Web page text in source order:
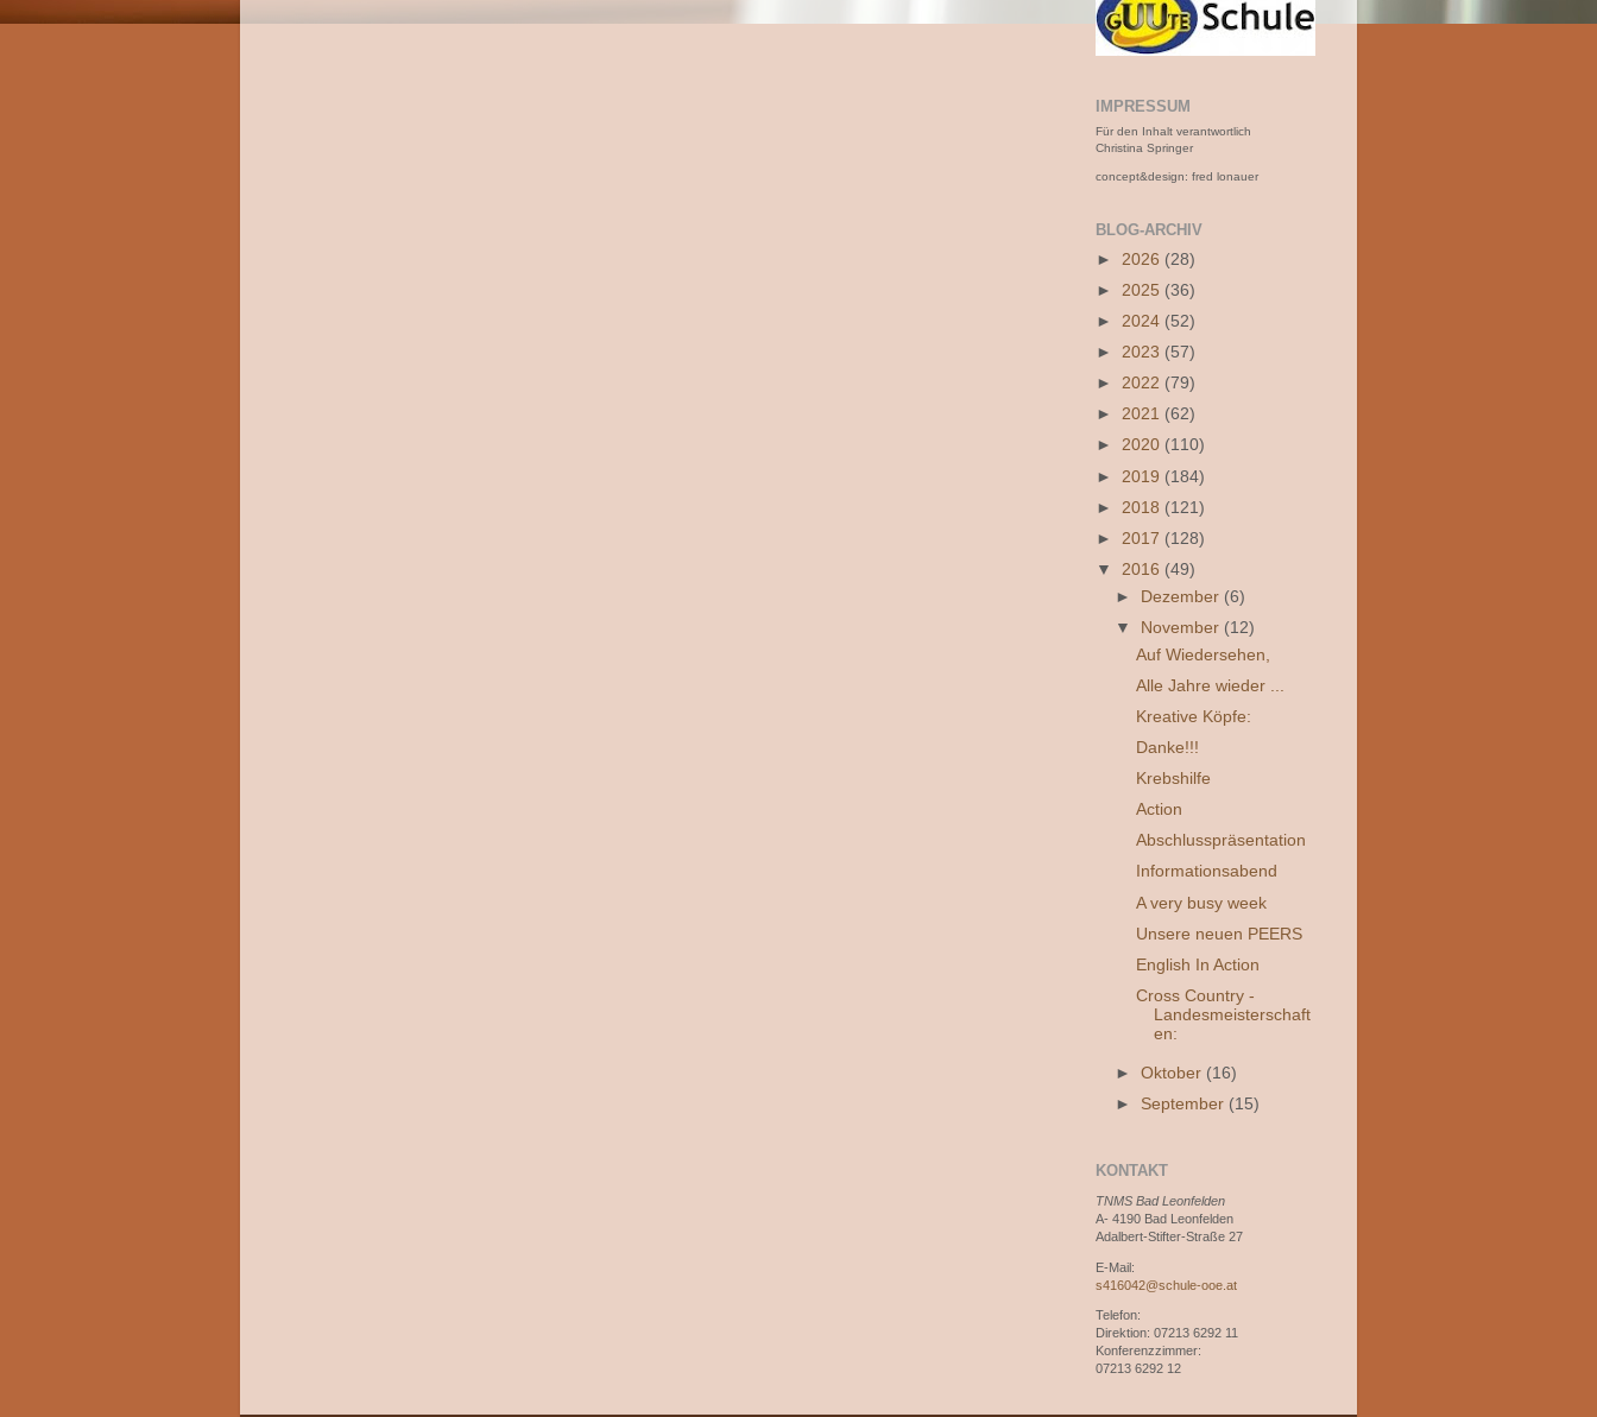
IMPRESSUM
Für den Inhalt verantwortlich
Christina Springer
concept&design: fred lonauer
BLOG-ARCHIV
► 2026 (28)
► 2025 (36)
► 2024 (52)
► 2023 (57)
► 2022 (79)
► 2021 (62)
► 2020 (110)
► 2019 (184)
► 2018 (121)
► 2017 (128)
▼ 2016 (49)
► Dezember (6)
▼
November (12)
Auf Wiedersehen,
Alle Jahre wieder ...
Kreative Köpfe:
Danke!!!
Krebshilfe
Action
Abschlusspräsentation
Informationsabend
A very busy week
Unsere neuen PEERS
English In Action
Cross Country -
Landesmeisterschaft
en:
►Oktober (16)
► September (15)
KONTAKT
TNMS Bad Leonfelden
A- 4190 Bad Leonfelden
Adalbert-Stifter-Straße 27
E-Mail:
s416042@schule-ooe.at
Telefon:
Direktion: 07213 6292 11
Konferenzzimmer:
07213 6292 12